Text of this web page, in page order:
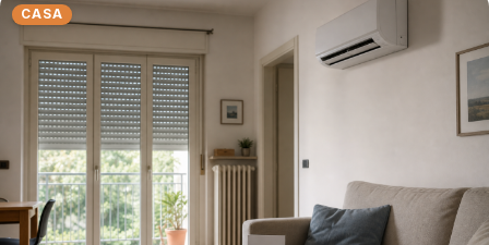
CASA